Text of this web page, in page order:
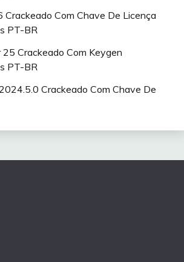
Com Chave De Licença
PT-BR
Crackeado Com Keygen
PT-BR
Crackeado Com Chave De